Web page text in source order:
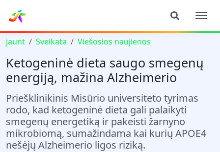
jaunt Sveikata Viešosios naujienos
Ketogeninė dieta saugo smegenų
energiją, mažina Alzheimerio
Priešklinikinis Misūrio universiteto tyrimas
rodo, kad ketogeninė dieta gali palaikyti
smegenų energetiką ir pakeisti žarnyno
mikrobiomą, sumažindama kai kurių APOE4
nešėjų Alzheimerio ligos riziką.